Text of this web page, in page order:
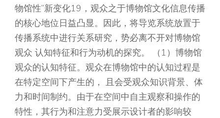
物馆性”新变化19，观众之于博物馆文化信息传播
的核心地位日益凸显。因此，将导览系统放置于
传播系统中进行关系研究，势必离不开对博物馆
观众 认知特征和行为动机的探究。 （1）博物馆
观众的认知特征。观众在博物馆中的认知过程是
在特定空间下产生的， 且会受观众知识背景、体
力和时间制约。由于在空间中自主观察和操作的
特性，其行为和注意力受展示设计者的影响较